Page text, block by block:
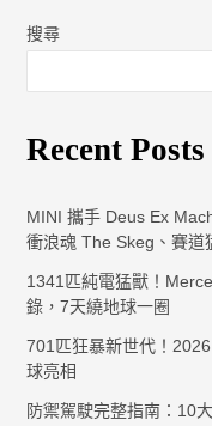
搜尋
Recent Posts
MINI 攜手 Deus Ex
衝浪魂 The Skeg、賽道
1341匹純電猛獸！
錄，7天繞地球一圈
701匹狂暴新世代！
球亮相
防禦駕駛完整指南：10